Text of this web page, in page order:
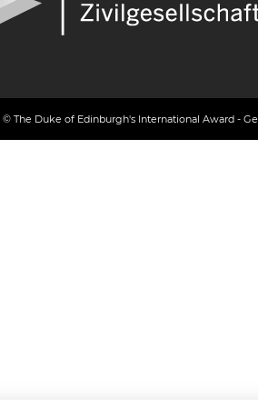
© The Duke of Edinburgh's International Award -